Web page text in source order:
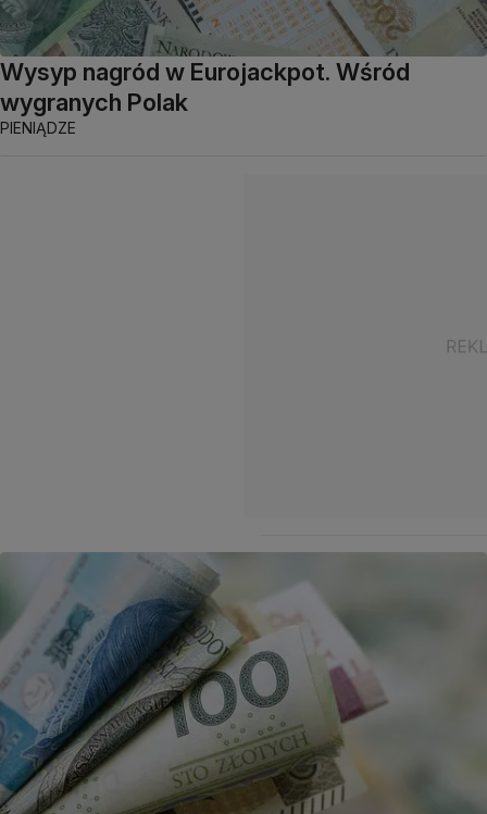
Wysyp nagród w Eurojackpot. Wśród
wygranych Polak
PIENIĄDZE